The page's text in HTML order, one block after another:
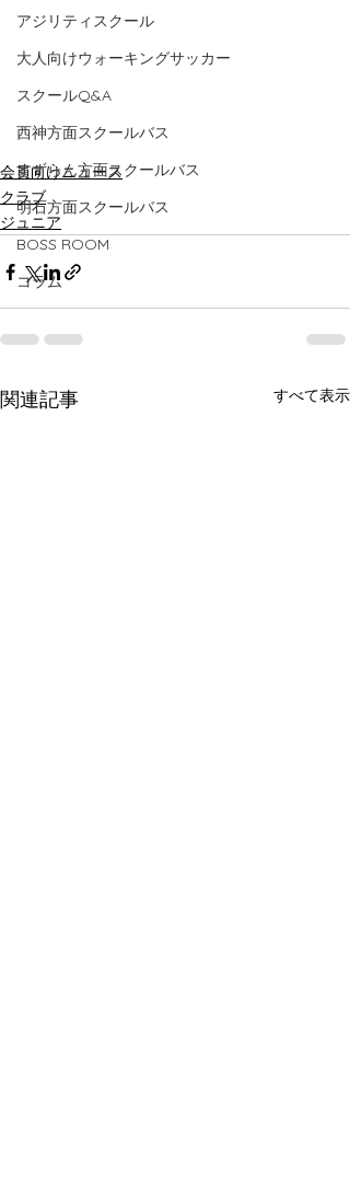
アジリティスクール
大人向けウォーキングサッカー
スクールQ&A
西神方面スクールバス
すずらん方面スクールバス
明石方面スクールバス
BOSS ROOM
コラム
会員向けニュース
クラブ
ジュニア
関連記事 すべて表示